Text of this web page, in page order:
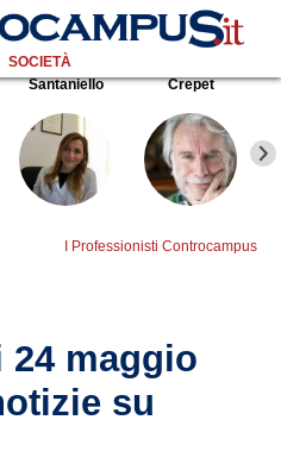
SOCIETÀ
Santaniello Crepet
I Professionisti Controcampus
maggio
su